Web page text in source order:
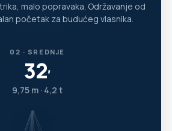
malo popravaka. Održavanje od
početak za budućeg vlasnika.
02 · SREDNJE
32′
9,75 m · 4,2 t